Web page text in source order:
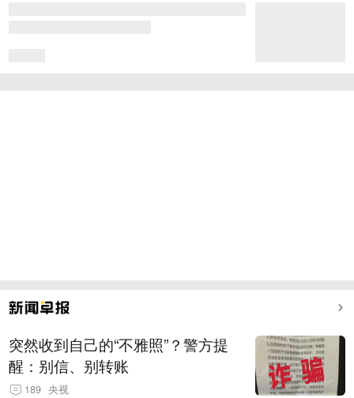
突然收到自己的“不雅照”？警方提
醒：别信、别转账
189 央视